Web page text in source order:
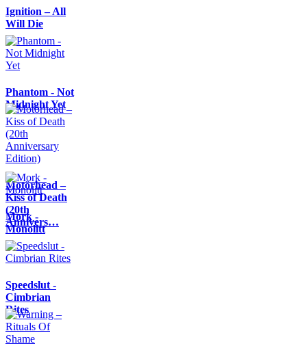
Ignition – All
Will Die
Phantom - Not
Midnight Yet
Motörhead –
Kiss of Death
(20th
Annivers…
Mork -
Monolitt
Speedslut -
Cimbrian
Rites